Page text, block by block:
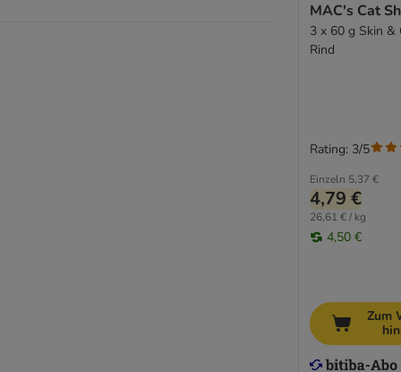
MAC's Cat
3 x 60 g Skin &
Rind
Einzeln 5,37 €
4,79 €
26,61 € / kg
4,50 €
Rating: 3/5
Zum